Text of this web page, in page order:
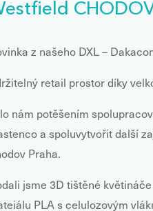
z našeho DXL –
retail prostor díky
nám potěšením
a spoluvytvořit další
Praha.
jsme 3D tištěné
PLA s celulozovým